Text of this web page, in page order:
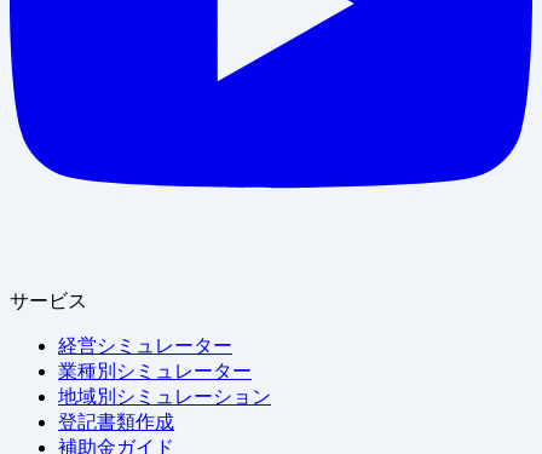
サービス
経営シミュレーター
業種別シミュレーター
地域別シミュレーション
登記書類作成
補助金ガイド